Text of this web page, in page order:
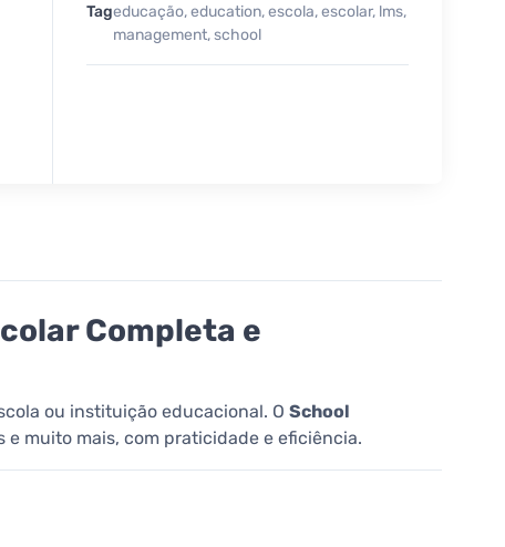
Tageducação,education,escola,escolar, lms,
management,school
Completa e
ou instituição educacional. O School
muito mais, com praticidade e eficiência.